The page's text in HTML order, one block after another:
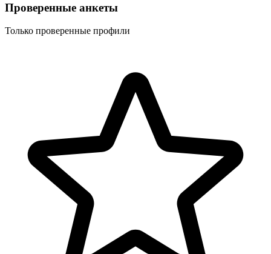
Проверенные анкеты
Только проверенные профили